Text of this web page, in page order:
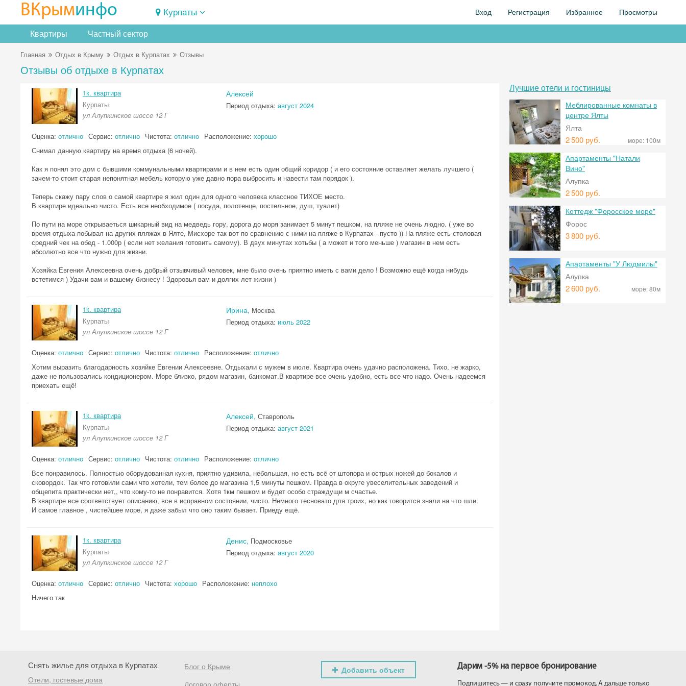
ВКрыминфо Курпаты Вход Регистрация Избранное Просмотры
Квартиры Частный сектор
Главная Отдых в Крыму Отдых в Курпатах Отзывы
Отзывы об отдыхе в Курпатах
1к. квартира
Курпаты
ул Алупкинское шоссе 12 Г
Алексей
Период отдыха: август 2024
Оценка: отлично Сервис: отлично Чистота: отлично Расположение: хорошо
Снимал данную квартиру на время отдыха (6 ночей).
Как я понял это дом с бывшими коммунальными квартирами и в нем есть один общий коридор ( и его состояние оставляет желать лучшего (
зачем-то стоит старая непонятная мебель которую уже давно пора выбросить и навести там порядок ).
Теперь скажу пару слов о самой квартире я жил один для одного человека классное ТИХОЕ место.
В квартире идеально чисто. Есть все необходимое ( посуда, полотенце, постельное, душ, туалет)
По пути на море открываеться шикарный вид на медведь гору, дорога до моря занимает 5 минут пешком, на пляже не очень людно. ( уже во
время отдыха побывал на других пляжах в Ялте, Мисхоре так вот по сравнению с ними на пляже в Курпатах - пусто )) На пляже есть столовая
средний чек на обед - 1.000р ( если нет желания готовить самому). В двух минутах хотьбы ( а может и того меньше ) магазин в нем есть
абсолютно все что нужно для жизни.
Хозяйка Евгения Алексеевна очень добрый отзывчивый человек, мне было очень приятно иметь с вами дело ! Возможно ещё когда нибудь
встетимся ) Удачи вам и вашему бизнесу ! Здоровья вам и долгих лет жизни )
1к. квартира
Курпаты
ул Алупкинское шоссе 12 Г
Ирина, Москва
Период отдыха: июль 2022
Оценка: отлично Сервис: отлично Чистота: отлично Расположение: отлично
Хотим выразить благодарность хозяйке Евгении Алексеевне. Отдыхали с мужем в июле. Квартира очень удачно расположена. Тихо, не жарко,
даже не пользовались кондиционером. Море близко, рядом магазин, банкомат.В квартире все очень удобно, есть все что надо. Очень надеемся
приехать ещё!
1к. квартира
Курпаты
ул Алупкинское шоссе 12 Г
Алексей, Ставрополь
Период отдыха: август 2021
Оценка: отлично Сервис: отлично Чистота: отлично Расположение: отлично
Все понравилось. Полностью оборудованная кухня, приятно удивила, небольшая, но есть всë от штопора и острых ножей до бокалов и
сковордок. Так что готовили сами что хотели, тем более до магазина 1,5 минуты пешком. Правда в округе увеселительных заведений и
общепита практически нет,, что кому-то не понравится. Хотя 1км пешком и будет особо страждущи м счастье.
В квартире все соответствует описанию, все в исправном состоянии, чисто. Немного тесновато для троих, но как говорится знали на что шли.
И самое главное , чистейшее море, я даже забыл что оно таким бывает. Приеду ещё.
1к. квартира
Курпаты
ул Алупкинское шоссе 12 Г
Денис, Подмосковье
Период отдыха: август 2020
Оценка: отлично Сервис: отлично Чистота: хорошо Расположение: неплохо
Ничего так
Лучшие отели и гостиницы
Меблированные комнаты в
центре Ялты
Ялта
2500 руб. море: 100м
Апартаменты "Натали
Вино"
Алупка
2500 руб.
Коттедж "Форосское море"
Форос
3800 руб.
Апартаменты "У Людмилы"
Алупка
2600 руб. море:80м
Снять жилье для отдыха в Курпатах
Отели, гостевые дома
Блог о Крыме
Договор оферты
Добавить объект
Дарим -5% на первое бронирование
Подпишитесь — и сразу получите промокод. А дальше только
Скидка −5%